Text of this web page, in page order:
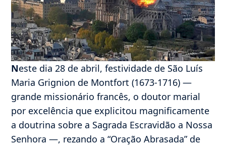
Neste dia 28 de abril, festividade de São Luís
Maria Grignion de Montfort (1673-1716) —
grande missionário francês, o doutor marial
por excelência que explicitou magnificamente
a doutrina sobre a Sagrada Escravidão a Nossa
Senhora —, rezando a “Oração Abrasada” de